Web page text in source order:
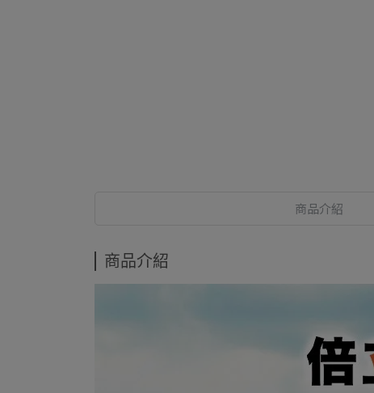
商品介紹
商品介紹